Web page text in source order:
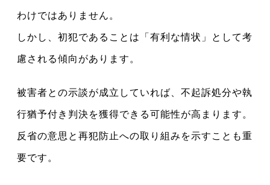
わけではありません。
しかし、初犯であることは「有利な情状」として考
慮される傾向があります。
被害者との示談が成立していれば、不起訴処分や執
行猶予付き判決を獲得できる可能性が高まります。
反省の意思と再犯防止への取り組みを示すことも重
要です。